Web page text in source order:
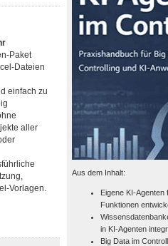
Paket
Dateien
einfach zu
aller
Vorlagen.
Aus dem Inhalt:
Eigene KI-Agenten
Funktionen
in KI-Agenten
Big Data im